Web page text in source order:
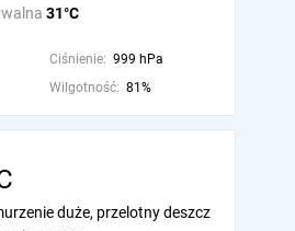
31°C
Ciśnienie: 999 hPa
Wilgotność: 81%
duże, przelotny deszcz